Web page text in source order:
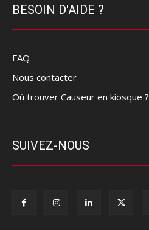
BESOIN D'AIDE ?
FAQ
Nous contacter
Où trouver Causeur en kiosque ?
SUIVEZ-NOUS